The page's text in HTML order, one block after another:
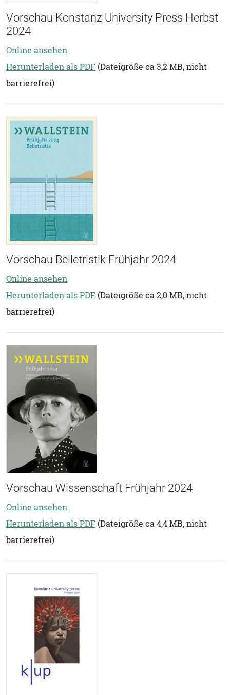
Vorschau Konstanz University Press Herbst
2024
Online ansehen
Herunterladen als PDF (Dateigröße ca 3,2 MB, nicht
barrierefrei)
Vorschau Belletristik Frühjahr 2024
Online ansehen
Herunterladen als PDF (Dateigröße ca 2,0 MB, nicht
barrierefrei)
Vorschau Wissenschaft Frühjahr 2024
Online ansehen
Herunterladen als PDF (Dateigröße ca 4,4 MB, nicht
barrierefrei)